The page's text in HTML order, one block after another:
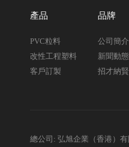
產品
PVC粒料
改性工程塑料
客戶訂製
品牌
公司簡介
新聞動態
招才納賢
總公司: 弘旭企業（香港）